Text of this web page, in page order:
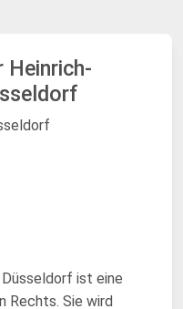
Heinrich-
ist eine
Rechts. Sie wird